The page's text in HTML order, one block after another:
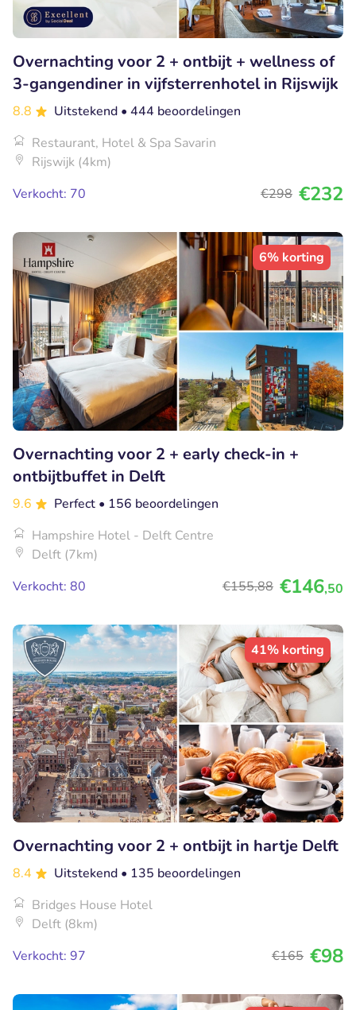
Overnachting voor 2 + ontbijt + wellness of
3-gangendiner in vijfsterrenhotel in Rijswijk
8.8 Uitstekend • 444 beoordelingen
Restaurant, Hotel & Spa Savarin
Rijswijk (4km)
Verkocht: 70
€298 €232
6% korting
Overnachting voor 2 + early check-in +
ontbijtbuffet in Delft
9.6 Perfect • 156 beoordelingen
Hampshire Hotel - Delft Centre
Delft (7km)
Verkocht: 80
€155,88 €146,50
41% korting
Overnachting voor 2 + ontbijt in hartje Delft
8.4 Uitstekend • 135 beoordelingen
Bridges House Hotel
Delft (8km)
Verkocht: 97
€165 €98